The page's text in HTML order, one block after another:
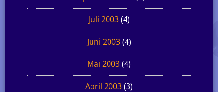
Juli 2003(4)
Juni 2003(4)
Mai 2003(4)
April 2003(3)